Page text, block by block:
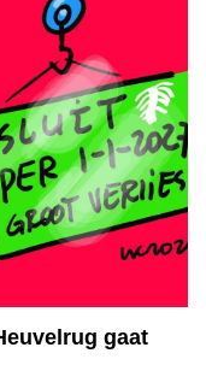
gaat